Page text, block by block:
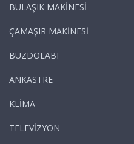
BULAŞIK MAKİNESİ
ÇAMAŞIR MAKİNESİ
BUZDOLABI
ANKASTRE
KLİMA
TELEVİZYON